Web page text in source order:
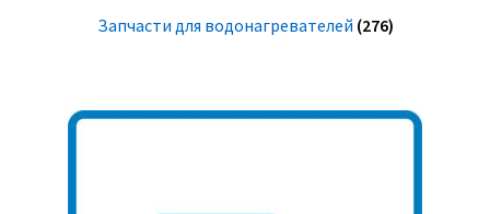
Запчасти для водонагревателей (276)